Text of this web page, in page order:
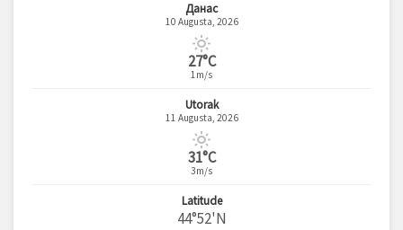
Данас
10 Augusta, 2026
27°C
1m/s
Utorak
11 Augusta, 2026
31°C
3m/s
Latitude
44°52'N